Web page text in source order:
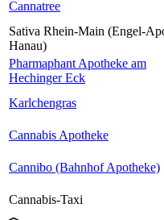
Cannatree
Sativa Rhein-Main (Engel-
Hanau)
Pharmaphant Apotheke am
Hechinger Eck
Karlchengras
Cannabis Apotheke
Cannibo (Bahnhof Apotheke)
Cannabis-Taxi